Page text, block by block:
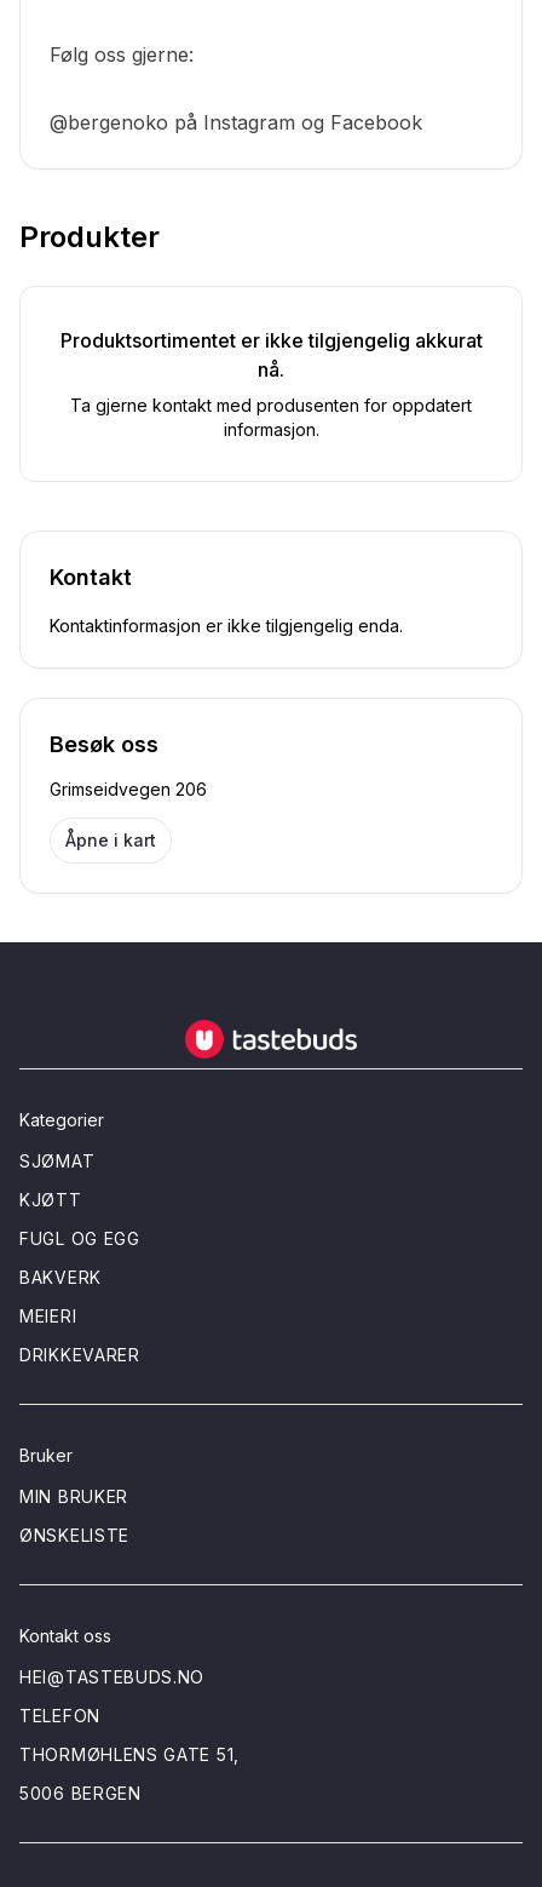
Følg oss gjerne:
@bergenoko på Instagram og Facebook
Produkter
Produktsortimentet er ikke tilgjengelig akkurat
nå.
Ta gjerne kontakt med produsenten for oppdatert
informasjon.
Kontakt
Kontaktinformasjon er ikke tilgjengelig enda.
Besøk oss
Grimseidvegen 206
Åpne i kart
Tastebuds - Lokalmat rett hjem
Kategorier
SJØMAT
KJØTT
FUGL OG EGG
BAKVERK
MEIERI
DRIKKEVARER
Bruker
MIN BRUKER
ØNSKELISTE
Kontakt oss
HEI@TASTEBUDS.NO
TELEFON
THORMØHLENS GATE 51,
5006 BERGEN